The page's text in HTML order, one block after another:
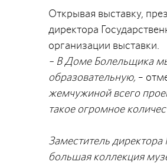
Открывая выставку,
директора
организации выставки.
– В Доме Болельщика мы
образовательную, –
жемчужиной всего
такое огромное
Заместитель
большая коллекция